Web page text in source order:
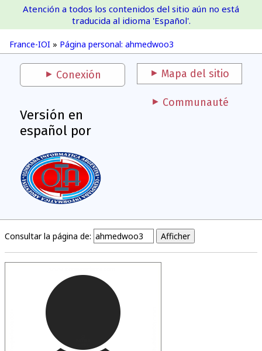
France-IOI
France-IOI » Página personal: ahmedwoo3
Atención a todos los contenidos del sitio aún no está
traducida al idioma 'Español'.
Conexión Mapa del sitio
Versión en
español por
Communauté
Consultar la página de: